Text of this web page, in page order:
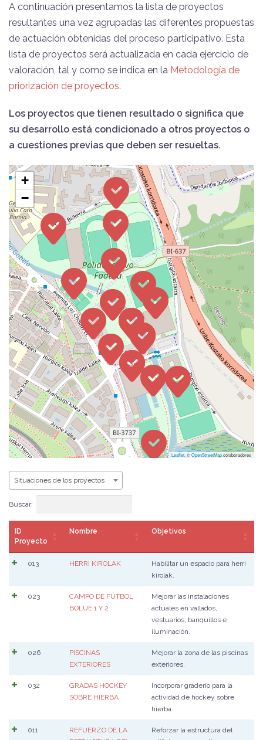
A continuación presentamos la lista de proyectos
resultantes una vez agrupadas las diferentes propuestas
de actuación obtenidas del proceso participativo. Esta
lista de proyectos será actualizada en cada ejercicio de
valoración, tal y como se indica en la Metodología de
priorización de proyectos.
Los proyectos que tienen resultado 0 significa que
su desarrollo está condicionado a otros proyectos o
a cuestiones previas que deben ser resueltas.
+
−
Leaflet , ©OpenStreetMapcolaboradores
Situaciones de los proyectos
Buscar:
ID
Proyecto
Nombre Objetivos
013 HERRI KIROLAK
Habilitar un espacio para herri
kirolak.
023
CAMPO DE FÚTBOL
BOLUE 1 Y 2
Mejorar las instalaciones
actuales en vallados,
vestuarios, banquillos e
iluminación.
026
PISCINAS
EXTERIORES
Mejorar la zona de las piscinas
exteriores.
032
GRADAS HOCKEY
SOBRE HIERBA
Incorporar graderío para la
actividad de hockey sobre
hierba.
011
REFUERZO DE LA
Reforzar la estructura del